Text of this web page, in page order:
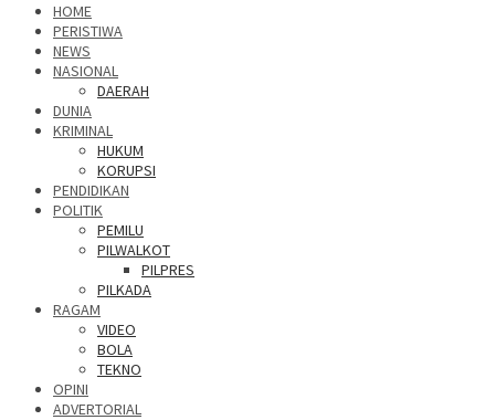
HOME
PERISTIWA
NEWS
NASIONAL
DAERAH
DUNIA
KRIMINAL
HUKUM
KORUPSI
PENDIDIKAN
POLITIK
PEMILU
PILWALKOT
PILPRES
PILKADA
RAGAM
VIDEO
BOLA
TEKNO
OPINI
ADVERTORIAL